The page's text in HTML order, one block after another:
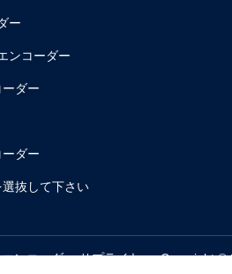
ー
ンコーダー
ダー
ダー
抜して下さい
ンコーダーサプライヤー. Copyright ©